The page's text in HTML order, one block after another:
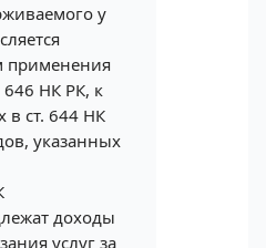
у
применения
646 НК РК, к
в ст. 644 НК
указанных
доходы
услуг за